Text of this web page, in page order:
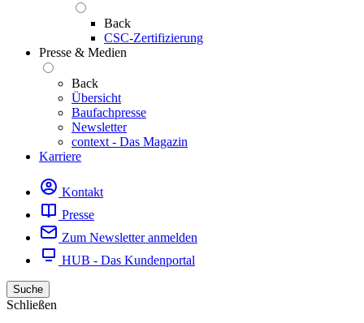
Back
CSC-Zertifizierung
Presse & Medien
Back
Übersicht
Baufachpresse
Newsletter
context - Das Magazin
Karriere
Kontakt
Presse
Zum Newsletter anmelden
HUB - Das Kundenportal
Suche
Schließen